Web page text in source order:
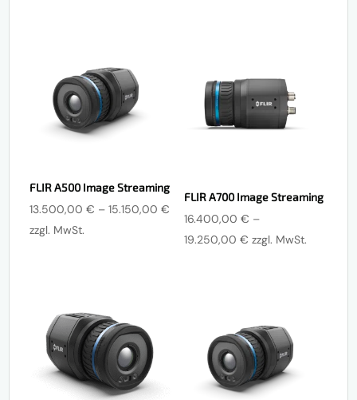
FLIR A500 Image Streaming
13.500,00€ –15.150,00€
zzgl. MwSt.
FLIR A700 Image Streaming
16.400,00€ –
19.250,00€ Preisspanne:
zzgl. MwSt.